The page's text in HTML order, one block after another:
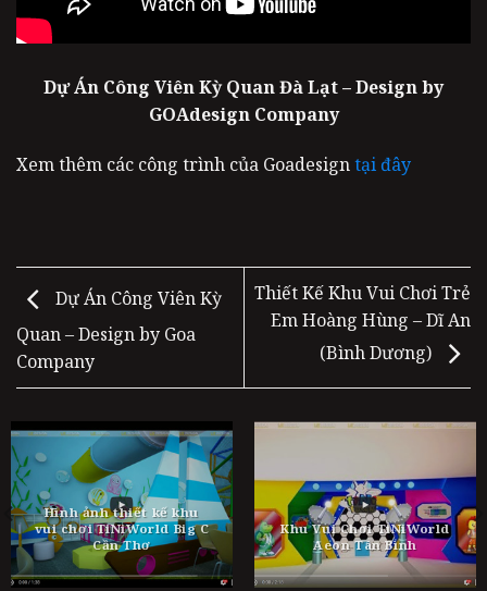
Dự Án Công Viên Kỳ Quan Đà Lạt – Design by
GOAdesign Company
Xem thêm các công trình của Goadesigntại đây
Dự Án Công Viên Kỳ
Quan – Design by Goa
Company
Thiết Kế Khu Vui Chơi Trẻ
Em Hoàng Hùng – Dĩ An
(Bình Dương)
Hình ảnh thiết kế khu
vui chơi TiNiWorld Big C
Cần Thơ
Khu Vui Chơi TiNiWorld
Aeon Tân Bình